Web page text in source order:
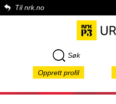
Til nrk.no
Søk
Opprett profil